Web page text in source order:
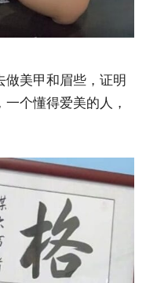
美甲和眉些，证明
个懂得爱美的人，